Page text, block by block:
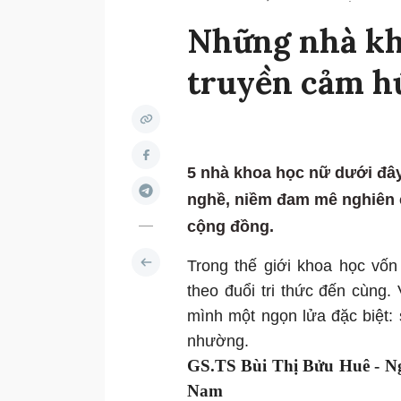
Những nhà
truyền cảm
5 nhà khoa học nữ dưới
nghề, niềm đam mê
cộng đồng.
Trong thế giới khoa học
theo đuổi tri thức đến
mình một ngọn lửa đặc
nhường.
GS.TS Bùi Thị Bửu Huê -
Nam